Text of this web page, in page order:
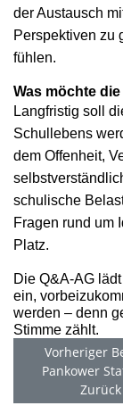
der Austausch
Perspektiven zu
fühlen.
Was möchte
Langfristig soll
Schullebens
dem Offenheit,
schulische
Fragen rund um
Platz.
Die Q&A-AG
ein,
werden – denn
Stimme zählt.
Vorheriger
Pankower
Zurück